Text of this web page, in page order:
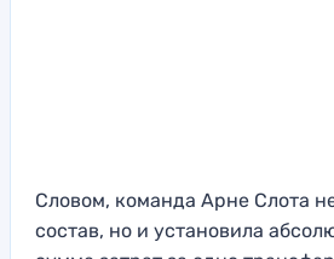
Словом, команда Арне Слота
состав, но и установила